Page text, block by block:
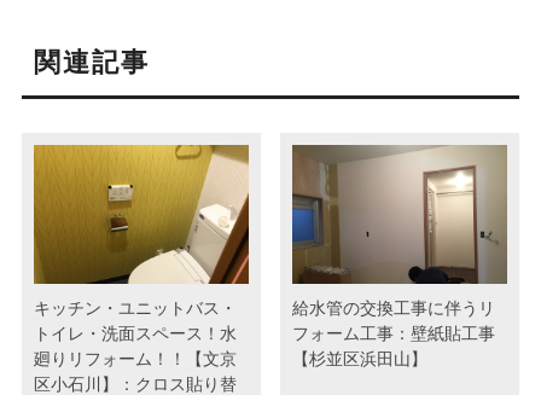
関連記事
キッチン・ユニットバス・
トイレ・洗面スペース！水
廻りリフォーム！！【文京
区小石川】：クロス貼り替
給水管の交換工事に伴うリ
フォーム工事：壁紙貼工事
【杉並区浜田山】